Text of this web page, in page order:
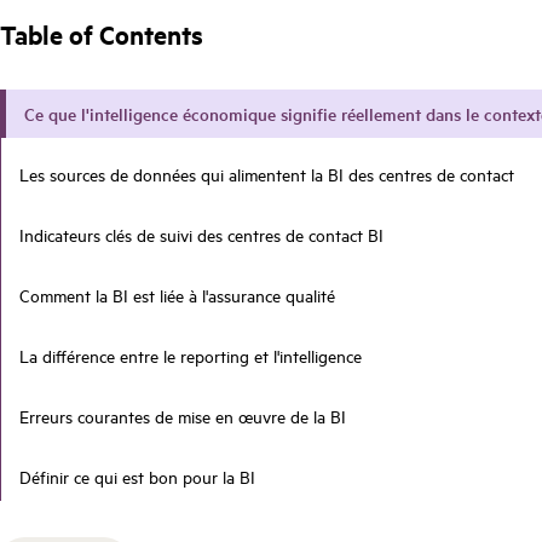
Table of Contents
Ce que l'intelligence économique signifie réellement dans le
Les sources de données qui alimentent la BI des centres de contact
Indicateurs clés de suivi des centres de contact BI
Comment la BI est liée à l'assurance qualité
La différence entre le reporting et l'intelligence
Erreurs courantes de mise en œuvre de la BI
Définir ce qui est bon pour la BI